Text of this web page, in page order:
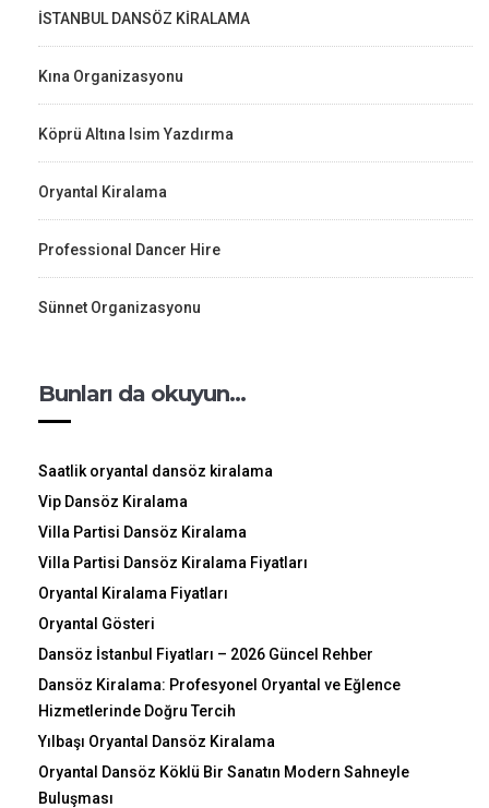
İSTANBUL DANSÖZ KİRALAMA
Kına Organizasyonu
Köprü Altına Isim Yazdırma
Oryantal Kiralama
Professional Dancer Hire
Sünnet Organizasyonu
Bunları da okuyun…
Saatlik oryantal dansöz kiralama
Vip Dansöz Kiralama
Villa Partisi Dansöz Kiralama
Villa Partisi Dansöz Kiralama Fiyatları
Oryantal Kiralama Fiyatları
Oryantal Gösteri
Dansöz İstanbul Fiyatları – 2026 Güncel Rehber
Dansöz Kiralama: Profesyonel Oryantal ve Eğlence
Hizmetlerinde Doğru Tercih
Yılbaşı Oryantal Dansöz Kiralama
Oryantal Dansöz Köklü Bir Sanatın Modern Sahneyle
Buluşması